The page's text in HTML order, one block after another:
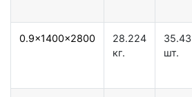
0.9x1400x2800
28.224
кг.
35.43
шт.